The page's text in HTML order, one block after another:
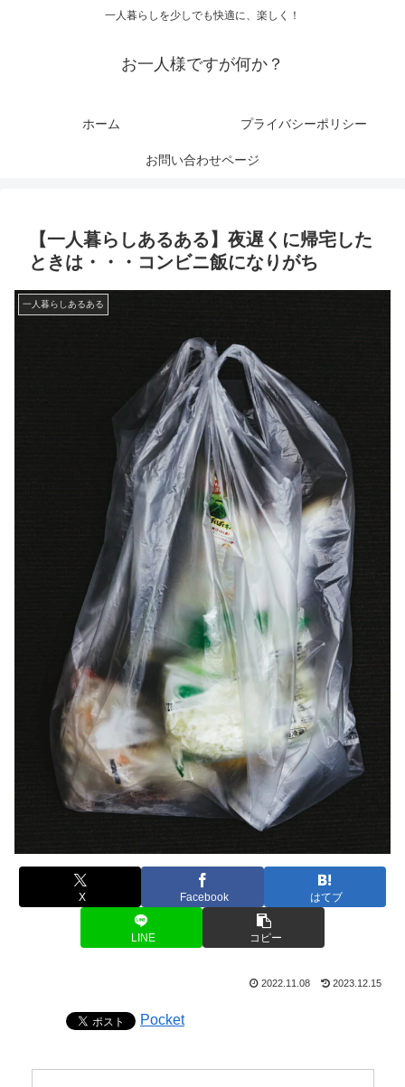
一人暮らしを少しでも快適に、楽しく！
お一人様ですが何か？
ホーム プライバシーポリシー
お問い合わせページ
【一人暮らしあるある】夜遅くに帰宅した
ときは・・・コンビニ飯になりがち
一人暮らしあるある
X Facebook はてブ
LINE コピー
2022.11.08 2023.12.15
Pocket